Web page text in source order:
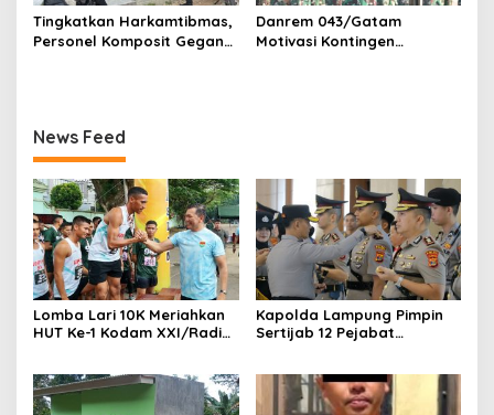
Tingkatkan Harkamtibmas,
Personel Komposit Gegana
Danrem 043/Gatam
Motivasi Kontingen
News Feed
Lomba Lari 10K Meriahkan
HUT Ke-1 Kodam XXI/Radin
Kapolda Lampung Pimpin
Sertijab 12 Pejabat
Polri Presisi